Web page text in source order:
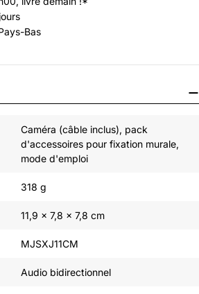
Bas
Caméra (câble inclus), pack
d'accessoires pour fixation murale,
mode d'emploi
318 g
11,9 x 7,8 x 7,8 cm
MJSXJ11CM
Audio bidirectionnel